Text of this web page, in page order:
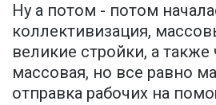
Ну а потом - потом
коллективизация,
великие стройки, а также
массовая, но все равно
отправка рабочих на